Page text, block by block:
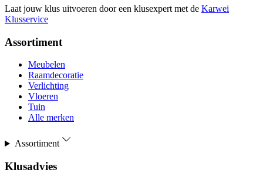
Laat jouw klus uitvoeren door een klusexpert met de Karwei
Klusservice
Assortiment
Meubelen
Raamdecoratie
Verlichting
Vloeren
Tuin
Alle merken
Assortiment
Klusadvies